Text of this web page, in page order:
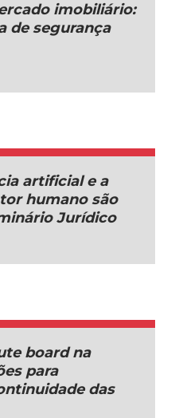
imobiliário:
de segurança
artificial e a
humano são
Jurídico
board na
para
das